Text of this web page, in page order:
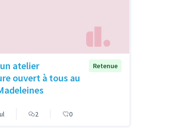
atelier
ouvert à tous au
Retenue
2 0